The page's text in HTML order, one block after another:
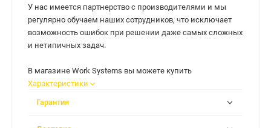
У нас имеется партнерство с производителями и мы
регулярно обучаем наших сотрудников, что исключает
возможность ошибок при решении даже самых сложных
и нетипичных задач.
В магазине Work Systems вы можете купить
Характеристики
Гарантия